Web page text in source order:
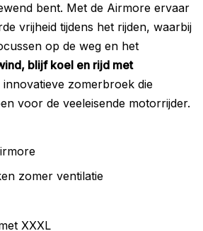
bent. Met de Airmore ervaar
vrijheid tijdens het rijden, waarbij
op de weg en het
blijf koel en rijd met
innovatieve zomerbroek die
voor de veeleisende motorrijder.
zomer ventilatie
XXXL